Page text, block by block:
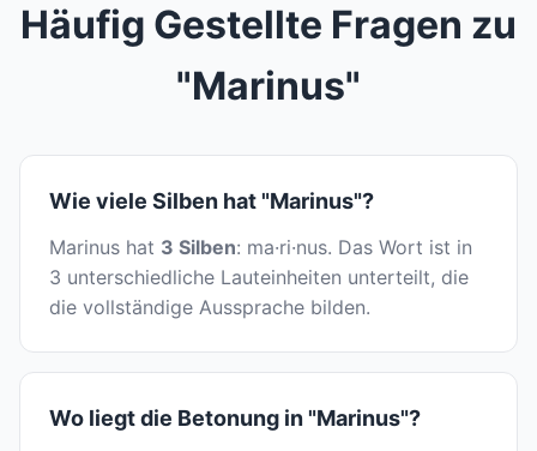
Häufig Gestellte Fragen zu
"Marinus"
Wie viele Silben hat "Marinus"?
Marinus hat 3 Silben: ma·ri·nus. Das Wort ist in
3 unterschiedliche Lauteinheiten unterteilt, die
die vollständige Aussprache bilden.
Wo liegt die Betonung in "Marinus"?